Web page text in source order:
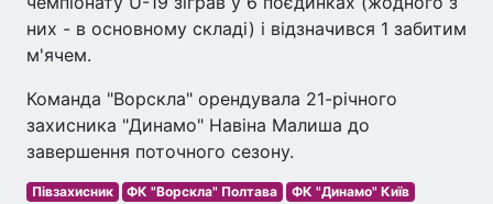
них - в основному складі) і відзначився 1 забитим
м'ячем.
Команда "Ворскла" орендувала 21-річного
захисника "Динамо" Навіна Малиша до
завершення поточного сезону.
Півзахисник ФК "Ворскла" Полтава
ФК "Динамо" Київ